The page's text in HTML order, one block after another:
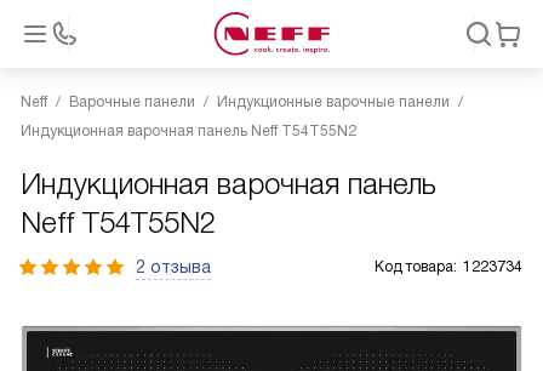
Neff Варочные панели
Индукционные варочные панели
Индукционная варочная панель Neff T54T55N2
Индукционная варочная панель
Neff T54T55N2
2 отзыва Код товара: 1223734